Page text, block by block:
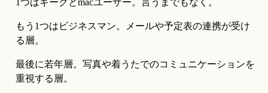
1つはギークとmacユーザー。言うまでもなく。
もう1つはビジネスマン。メールや予定表の連携が受け
る層。
最後に若年層。写真や着うたでのコミュニケーションを
重視する層。